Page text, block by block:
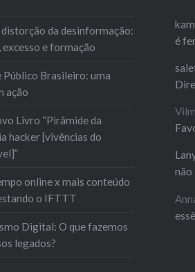
da desinformação:
excesso e formação
Brasileiro: uma
ação
Livro “Pirâmide da
hacker [vivências do
online x mais conteúdo
o IFTTT
Digital: O que fazemos
legados?
é
não